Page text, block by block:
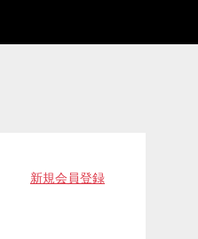
新規会員登録